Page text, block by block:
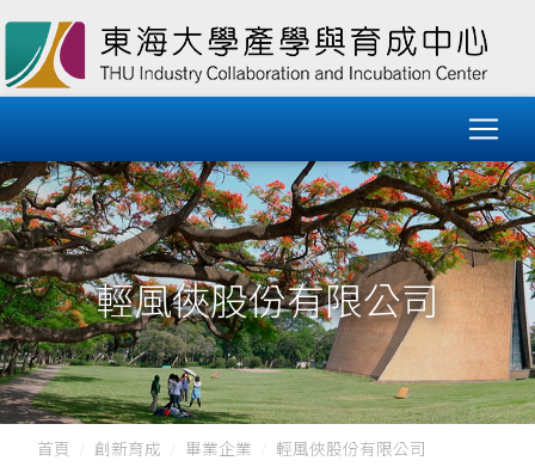
輕風俠股份有限公司
首頁 創新育成 畢業企業 輕風俠股份有限公司